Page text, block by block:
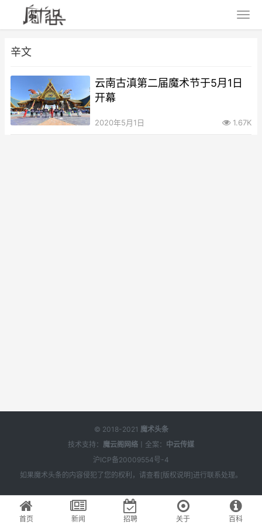
辛文
云南古滇第二届魔术节于5月1日
开幕
2020年5月1日 1.67K
© 2018-2021 魔术头条
技术支持： 魔云阁网络 丨全案： 中云传媒
沪ICP备20009554号-4
如果 魔术头条的内容侵犯了您的权利，请查看[版权说明 ]进行联系处理。
首页 新闻 招聘 关于 百科